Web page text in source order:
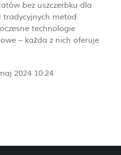
bez uszczerbku dla
metod
technologie
– każda z nich oferuje
2024 10:24